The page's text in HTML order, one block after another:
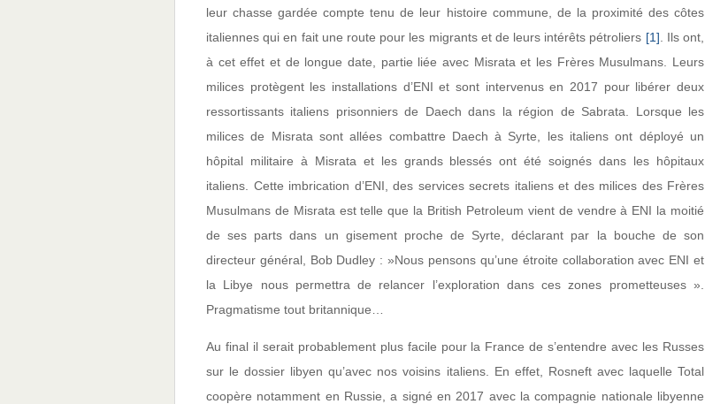
leur chasse gardée compte tenu de leur histoire commune, de la proximité des côtes
italiennes qui en fait une route pour les migrants et de leurs intérêts pétroliers [1] . Ils ont,
à cet effet et de longue date, partie liée avec Misrata et les Frères Musulmans. Leurs
milices protègent les installations d’ENI et sont intervenus en 2017 pour libérer deux
ressortissants italiens prisonniers de Daech dans la région de Sabrata. Lorsque les
milices de Misrata sont allées combattre Daech à Syrte, les italiens ont déployé un
hôpital militaire à Misrata et les grands blessés ont été soignés dans les hôpitaux
italiens. Cette imbrication d’ENI, des services secrets italiens et des milices des Frères
Musulmans de Misrata est telle que la British Petroleum vient de vendre à ENI la moitié
de ses parts dans un gisement proche de Syrte, déclarant par la bouche de son
directeur général, Bob Dudley : »Nous pensons qu’une étroite collaboration avec ENI et
la Libye nous permettra de relancer l’exploration dans ces zones prometteuses ».
Pragmatisme tout britannique…
Au final il serait probablement plus facile pour la France de s’entendre avec les Russes
sur le dossier libyen qu’avec nos voisins italiens. En effet, Rosneft avec laquelle Total
coopère notamment en Russie, a signé en 2017 avec la compagnie nationale libyenne